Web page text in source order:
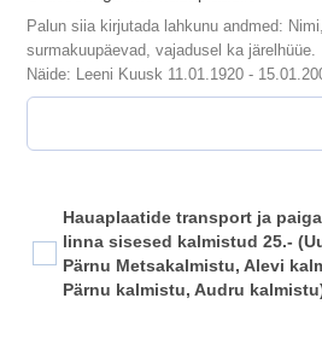
Palun siia kirjutada lahkunu andmed:
surmakuupäevad, vajadusel ka järelhüüe.
Näide: Leeni Kuusk 11.01.1920 -
Hauaplaatide transport ja
linna sisesed kalmistud 25.-
Pärnu Metsakalmistu, Alevi
Pärnu kalmistu, Audru